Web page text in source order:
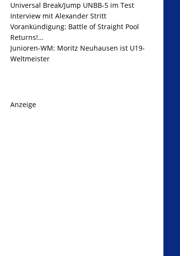
Universal Break/Jump UNBB-5 im Test
Interview mit Alexander Stritt
Vorankündigung: Battle of Straight Pool
Returns!…
Junioren-WM: Moritz Neuhausen ist U19-
Weltmeister
Anzeige